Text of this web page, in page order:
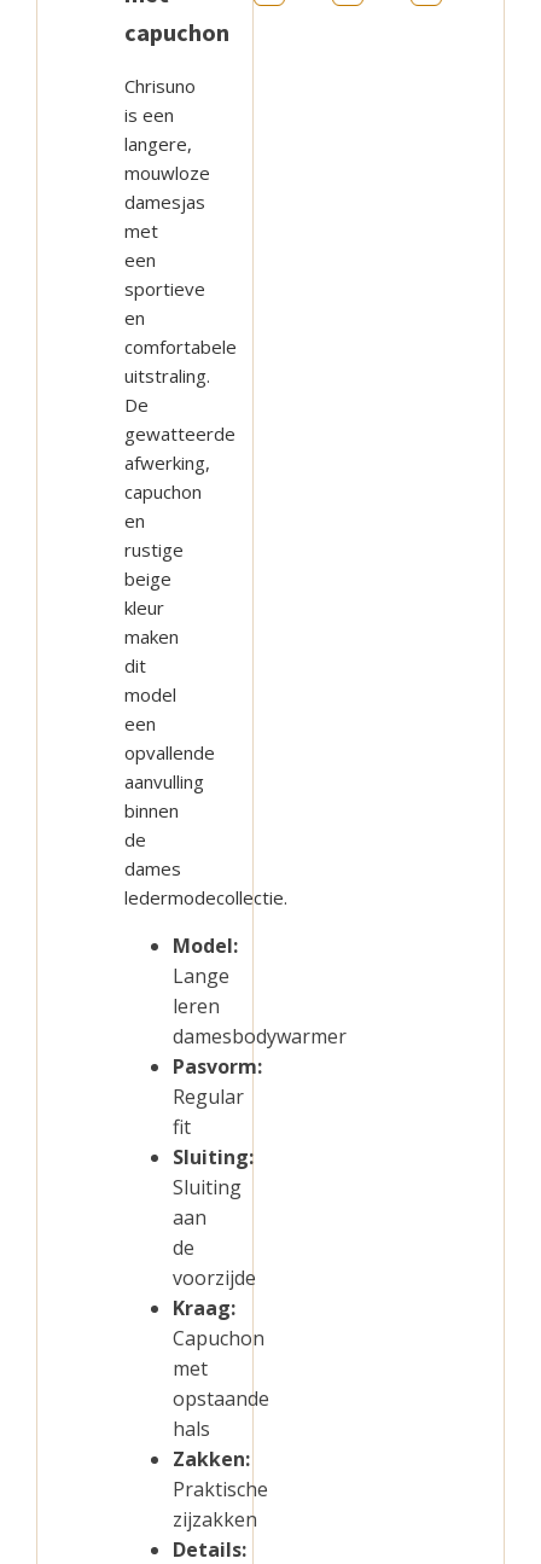
capuchon
Chrisuno
is een
langere,
mouwloze
damesjas
met
een
sportieve
en
comfortabele
uitstraling.
De
gewatteerde
afwerking,
capuchon
en
rustige
beige
kleur
maken
dit
model
een
opvallende
aanvulling
binnen
de
dames
ledermodecollectie.
Model:
Lange
leren
damesbodywarmer
Pasvorm:
Regular
fit
Sluiting:
Sluiting
aan
de
voorzijde
Kraag:
Capuchon
met
opstaande
hals
Zakken:
Praktische
zijzakken
Details: